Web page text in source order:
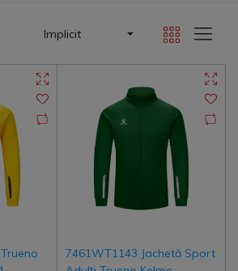
Implicit
7461WT1143 Jachetă Sport